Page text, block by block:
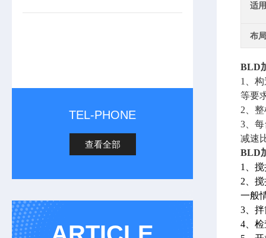
TEL-PHONE
查看全部
适
布
BLD
1、
等要
2、
3、
减速
BLD
1、
2、
一般
3、
4、